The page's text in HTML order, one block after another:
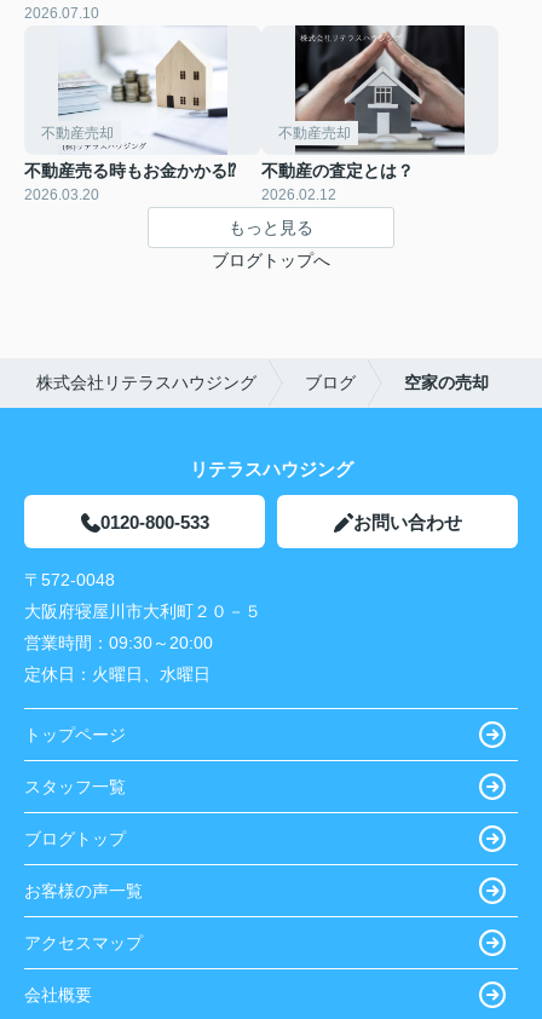
2026.07.10
不動産売却
不動産売る時もお金かかる⁉
2026.03.20
不動産売却
不動産の査定とは？
2026.02.12
もっと見る
ブログトップへ
株式会社リテラスハウジング ブログ 空家の売却
リテラスハウジング
0120-800-533 お問い合わせ
〒572-0048
大阪府寝屋川市大利町２０－５
営業時間： 09:30～20:00
定休日： 火曜日、水曜日
トップページ
スタッフ一覧
ブログトップ
お客様の声一覧
アクセスマップ
会社概要